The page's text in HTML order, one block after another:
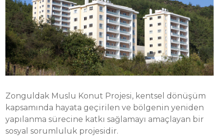
Zonguldak Muslu Konut Projesi, kentsel dönüşüm
kapsamında hayata geçirilen ve bölgenin yeniden
yapılanma sürecine katkı sağlamayı amaçlayan bir
sosyal sorumluluk projesidir.